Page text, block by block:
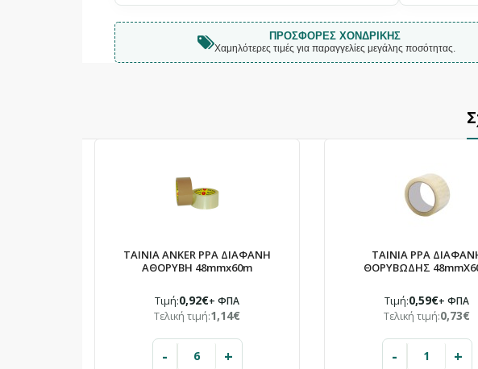
Το
Οι
ΠΡΟΣΦΟΡΈΣ ΧΟΝΔΡΙΚΉΣ
Χαμηλότερες τιμές για παραγγελίες μεγάλης ποσότητας.
ΤΑΙΝΙΑ ANKER PPA ΔΙΑΦΑΝΗ
ΑΘΟΡΥΒΗ 48mmx60m
Τιμή:0,92€+ ΦΠΑ
Τελική τιμή:1,14€
- +
TAINIA PPA
ΘΟΡΥΒΩΔΗΣ
Τιμή:0,59€+ ΦΠΑ
Τελική τιμή:0,73€
- +